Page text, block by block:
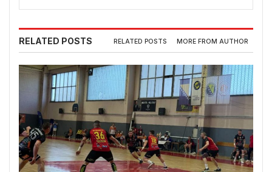
RELATED POSTS RELATED POSTS MORE FROM AUTHOR